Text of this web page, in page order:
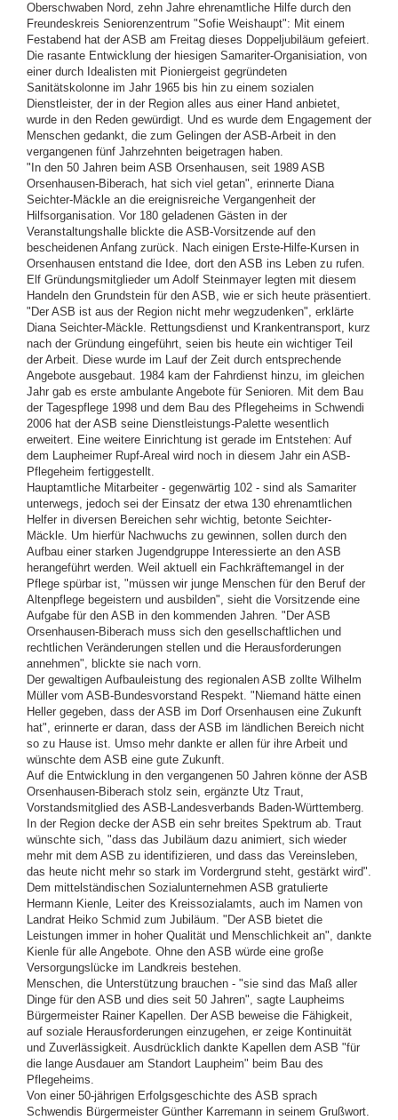
Oberschwaben Nord, zehn Jahre ehrenamtliche Hilfe durch den
Freundeskreis Seniorenzentrum "Sofie Weishaupt": Mit einem
Festabend hat der ASB am Freitag dieses Doppeljubiläum gefeiert.
Die rasante Entwicklung der hiesigen Samariter-Organisiation, von
einer durch Idealisten mit Pioniergeist gegründeten
Sanitätskolonne im Jahr 1965 bis hin zu einem sozialen
Dienstleister, der in der Region alles aus einer Hand anbietet,
wurde in den Reden gewürdigt. Und es wurde dem Engagement der
Menschen gedankt, die zum Gelingen der ASB-Arbeit in den
vergangenen fünf Jahrzehnten beigetragen haben.
"In den 50 Jahren beim ASB Orsenhausen, seit 1989 ASB
Orsenhausen-Biberach, hat sich viel getan", erinnerte Diana
Seichter-Mäckle an die ereignisreiche Vergangenheit der
Hilfsorganisation. Vor 180 geladenen Gästen in der
Veranstaltungshalle blickte die ASB-Vorsitzende auf den
bescheidenen Anfang zurück. Nach einigen Erste-Hilfe-Kursen in
Orsenhausen entstand die Idee, dort den ASB ins Leben zu rufen.
Elf Gründungsmitglieder um Adolf Steinmayer legten mit diesem
Handeln den Grundstein für den ASB, wie er sich heute präsentiert.
"Der ASB ist aus der Region nicht mehr wegzudenken", erklärte
Diana Seichter-Mäckle. Rettungsdienst und Krankentransport, kurz
nach der Gründung eingeführt, seien bis heute ein wichtiger Teil
der Arbeit. Diese wurde im Lauf der Zeit durch entsprechende
Angebote ausgebaut. 1984 kam der Fahrdienst hinzu, im gleichen
Jahr gab es erste ambulante Angebote für Senioren. Mit dem Bau
der Tagespflege 1998 und dem Bau des Pflegeheims in Schwendi
2006 hat der ASB seine Dienstleistungs-Palette wesentlich
erweitert. Eine weitere Einrichtung ist gerade im Entstehen: Auf
dem Laupheimer Rupf-Areal wird noch in diesem Jahr ein ASB-
Pflegeheim fertiggestellt.
Hauptamtliche Mitarbeiter - gegenwärtig 102 - sind als Samariter
unterwegs, jedoch sei der Einsatz der etwa 130 ehrenamtlichen
Helfer in diversen Bereichen sehr wichtig, betonte Seichter-
Mäckle. Um hierfür Nachwuchs zu gewinnen, sollen durch den
Aufbau einer starken Jugendgruppe Interessierte an den ASB
herangeführt werden. Weil aktuell ein Fachkräftemangel in der
Pflege spürbar ist, "müssen wir junge Menschen für den Beruf der
Altenpflege begeistern und ausbilden", sieht die Vorsitzende eine
Aufgabe für den ASB in den kommenden Jahren. "Der ASB
Orsenhausen-Biberach muss sich den gesellschaftlichen und
rechtlichen Veränderungen stellen und die Herausforderungen
annehmen", blickte sie nach vorn.
Der gewaltigen Aufbauleistung des regionalen ASB zollte Wilhelm
Müller vom ASB-Bundesvorstand Respekt. "Niemand hätte einen
Heller gegeben, dass der ASB im Dorf Orsenhausen eine Zukunft
hat", erinnerte er daran, dass der ASB im ländlichen Bereich nicht
so zu Hause ist. Umso mehr dankte er allen für ihre Arbeit und
wünschte dem ASB eine gute Zukunft.
Auf die Entwicklung in den vergangenen 50 Jahren könne der ASB
Orsenhausen-Biberach stolz sein, ergänzte Utz Traut,
Vorstandsmitglied des ASB-Landesverbands Baden-Württemberg.
In der Region decke der ASB ein sehr breites Spektrum ab. Traut
wünschte sich, "dass das Jubiläum dazu animiert, sich wieder
mehr mit dem ASB zu identifizieren, und dass das Vereinsleben,
das heute nicht mehr so stark im Vordergrund steht, gestärkt wird".
Dem mittelständischen Sozialunternehmen ASB gratulierte
Hermann Kienle, Leiter des Kreissozialamts, auch im Namen von
Landrat Heiko Schmid zum Jubiläum. "Der ASB bietet die
Leistungen immer in hoher Qualität und Menschlichkeit an", dankte
Kienle für alle Angebote. Ohne den ASB würde eine große
Versorgungslücke im Landkreis bestehen.
Menschen, die Unterstützung brauchen - "sie sind das Maß aller
Dinge für den ASB und dies seit 50 Jahren", sagte Laupheims
Bürgermeister Rainer Kapellen. Der ASB beweise die Fähigkeit,
auf soziale Herausforderungen einzugehen, er zeige Kontinuität
und Zuverlässigkeit. Ausdrücklich dankte Kapellen dem ASB "für
die lange Ausdauer am Standort Laupheim" beim Bau des
Pflegeheims.
Von einer 50-jährigen Erfolgsgeschichte des ASB sprach
Schwendis Bürgermeister Günther Karremann in seinem Grußwort.